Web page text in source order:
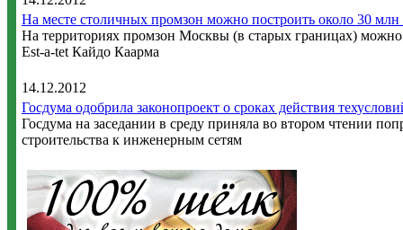
На месте столичных промзон можно построить около 30 млн
На территориях промзон Москвы (в старых границах) можно
Est-a-tet Кайдо Каарма
14.12.2012
Госдума одобрила законопроект о сроках действия
Госдума на заседании в среду приняла во втором чтении
строительства к инженерным сетям